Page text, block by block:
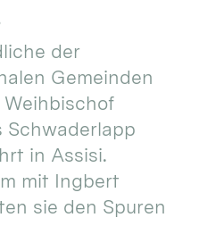
der
Gemeinden
Schwaderlapp
in Assisi.
mit Ingbert
sie den Spuren